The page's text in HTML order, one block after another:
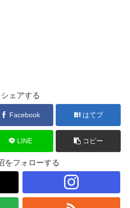
シェアする
Facebook はてブ
LINE コピー
をフォローする